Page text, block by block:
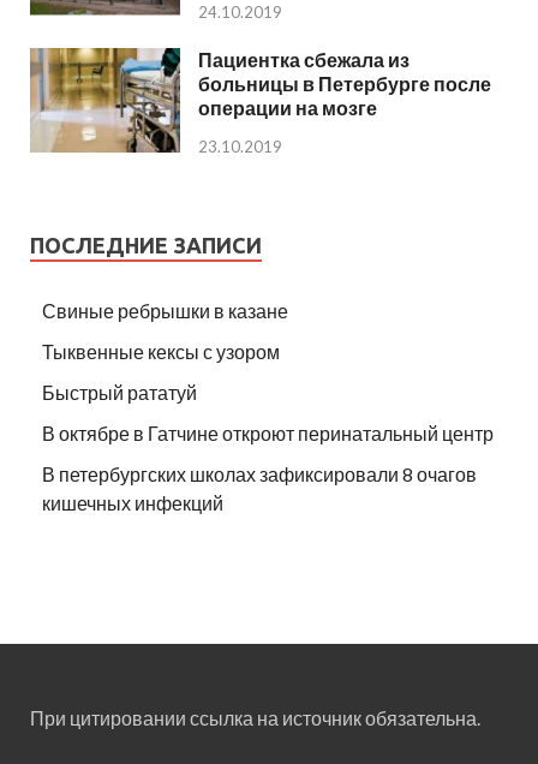
24.10.2019
Пациентка сбежала из
больницы в Петербурге после
операции на мозге
23.10.2019
ПОСЛЕДНИЕ ЗАПИСИ
Свиные ребрышки в казане
Тыквенные кексы с узором
Быстрый рататуй
В октябре в Гатчине откроют перинатальный центр
В петербургских школах зафиксировали 8 очагов
кишечных инфекций
При цитировании ссылка на источник обязательна.